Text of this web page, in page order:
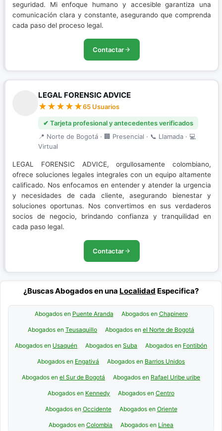
seguridad. Mi enfoque humano y accesible garantiza una
comunicación clara y constante, asegurando que comprenda
cada paso del proceso legal.
Contactar
LEGAL FORENSIC ADVICE
65 Usuarios
✔ Tarjeta profesional y antecedentes verificados
📍 Norte de Bogotá · 🏢 Presencial · 📞 Llamada · 💻
Virtual
LEGAL FORENSIC ADVICE, orgullosamente colombiano,
ofrece soluciones legales integrales con un equipo altamente
calificado. Nos enfocamos en entender y atender la urgencia
y necesidades de cada cliente, asegurando bienestar y
soluciones oportunas. Nos convertimos en sus verdaderos
socios de negocio, brindando confianza y tranquilidad en
cada paso legal.
Contactar
¿Buscas Abogados en una Localidad Especifica?
Abogados en Puente Aranda Abogados en Chapinero
Abogados en Teusaquillo Abogados en el Norte de Bogotá
Abogados en Usaquén Abogados en Suba Abogados en Fontibón
Abogados en Engativá Abogados en Barrios Unidos
Abogados en el Sur de Bogotá Abogados en Rafael Uribe uribe
Abogados en Kennedy Abogados en Centro
Abogados en Occidente Abogados en Oriente
Abogados en Colombia Abogados en Línea